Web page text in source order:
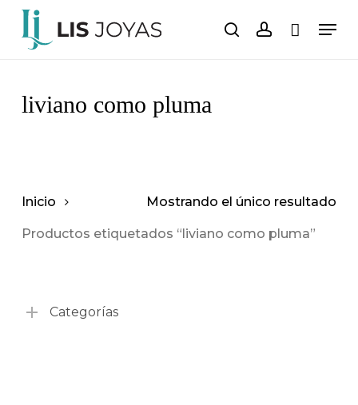
Saltar
contenido
buscarcuenta
Carro Cerrar
liviano como pluma
Mostrando el único resultado
Inicio
Productos etiquetados “liviano como pluma”
Categorías